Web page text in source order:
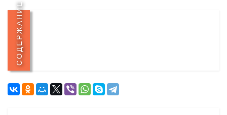
СОДЕРЖАНИЕ